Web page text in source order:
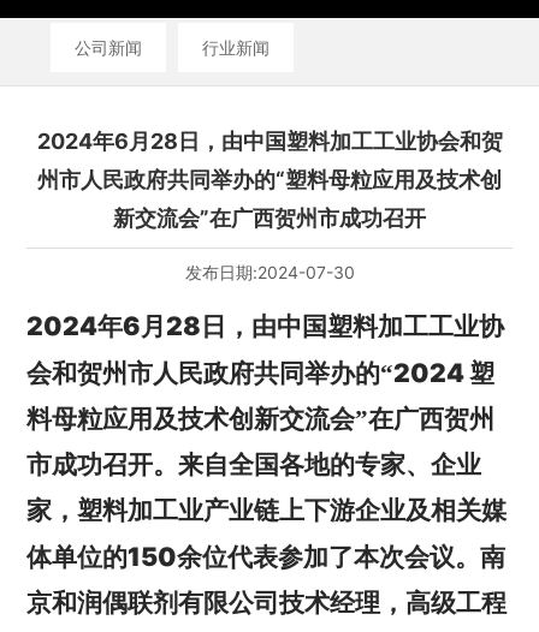
人才招聘
联系我们
公司新闻 行业新闻
2024年6月28日，由中国塑料加工工业协会和贺
州市人民政府共同举办的“塑料母粒应用及技术创
新交流会”在广西贺州市成功召开
发布日期:2024-07-30
2024年6月28 日，由中国塑料加工工业协
会和贺州市人民政府共同举办的“2024塑
料母粒应用及技术创新交流会”在广西贺州
市成功召开。来自全国各地的专家、企业
家，塑料加工业产业链上下游企业及相关媒
体单位的150余位代表参加了本次会议。南
京和润偶联剂有限公司技术经理，高级工程